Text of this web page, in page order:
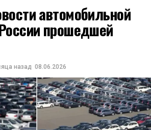
автомобильной
прошедшей
назад 08.06.2026